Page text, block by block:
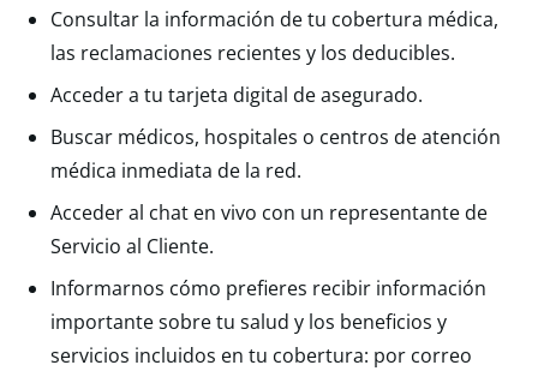
Consultar la información de tu cobertura médica,
las reclamaciones recientes y los deducibles.
Acceder a tu tarjeta digital de asegurado.
Buscar médicos, hospitales o centros de atención
médica inmediata de la red.
Acceder al chat en vivo con un representante de
Servicio al Cliente.
Informarnos cómo prefieres recibir información
importante sobre tu salud y los beneficios y
servicios incluidos en tu cobertura: por correo